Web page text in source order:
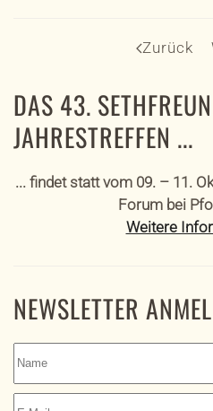
Zurück
DAS 43.
JAHRESTREFFEN ...
... findet statt vom 09. – 11.
Forum bei
Weitere
NEWSLETTER